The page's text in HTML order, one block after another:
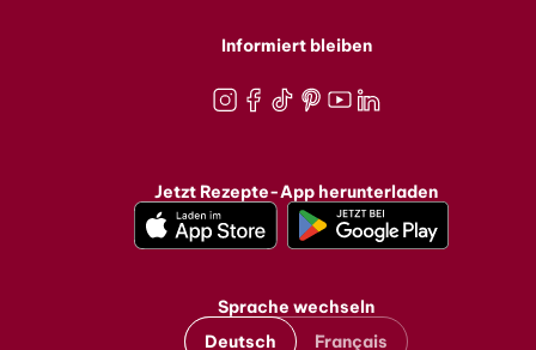
Informiert bleiben
Jetzt Rezepte-App herunterladen
Sprache wechseln
Deutsch
Français